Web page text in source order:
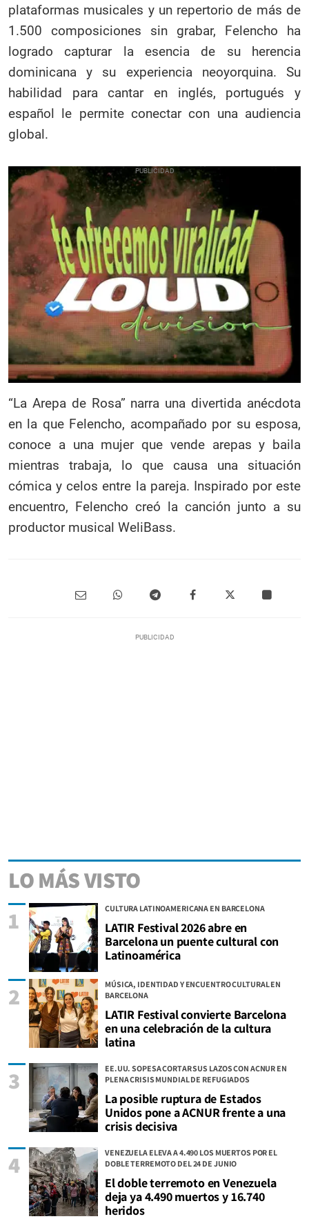
plataformas musicales y un repertorio de más de
1.500 composiciones sin grabar, Felencho ha
logrado capturar la esencia de su herencia
dominicana y su experiencia neoyorquina. Su
habilidad para cantar en inglés, portugués y
español le permite conectar con una audiencia
global.
“La Arepa de Rosa” narra una divertida anécdota
en la que Felencho, acompañado por su esposa,
conoce a una mujer que vende arepas y baila
mientras trabaja, lo que causa una situación
cómica y celos entre la pareja. Inspirado por este
encuentro, Felencho creó la canción junto a su
productor musical WeliBass.
LO MÁS VISTO
CULTURA LATINOAMERICANA EN BARCELONA
LATIR Festival 2026 abre en
Barcelona un puente cultural con
Latinoamérica
1
MÚSICA, IDENTIDAD Y ENCUENTRO CULTURAL EN
BARCELONA
LATIR Festival convierte Barcelona
en una celebración de la cultura
latina
2
EE.UU. SOPESA CORTAR SUS LAZOS CON ACNUR EN
PLENA CRISIS MUNDIAL DE REFUGIADOS
La posible ruptura de Estados
Unidos pone a ACNUR frente a una
crisis decisiva
3
VENEZUELA ELEVA A 4.490 LOS MUERTOS POR EL
DOBLE TERREMOTO DEL 24 DE JUNIO
El doble terremoto en Venezuela
deja ya 4.490 muertos y 16.740
heridos
4